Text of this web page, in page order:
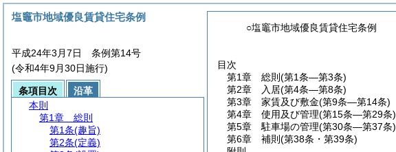
○塩竈市地域優良賃貸住宅条例
目次
第1章
総則 (第1条―第3条)
第2章
入居(第4条―第8条)
第3章
家賃及び敷金(第9条―第14条)
第4章
使用及び管理(第15条―第29条)
第5章
駐車場の管理(第30条―第37条)
第6章
補則 (第38条・第39条)
塩竈市地域優良賃貸住宅条例
平成24年3月7日 条例第14号
(令和4年9月30日施行)
条項目次
沿革
本則
第1章
総則
第1条(趣旨)
第2条(定義)